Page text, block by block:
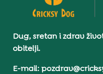
Dug, sretan i zdrav
obitelji.
E-mail: